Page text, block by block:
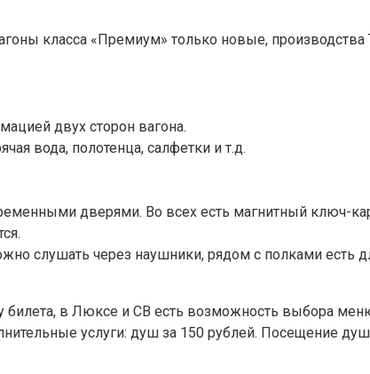
класса «Премиум» только новые, производства
двух сторон вагона.
вода, полотенца, салфетки и т.д.
дверями. Во всех есть магнитный ключ-
слушать через наушники, рядом с полками есть
билета, в Люксе и СВ есть возможность выбора
услуги: душ за 150 рублей. Посещение